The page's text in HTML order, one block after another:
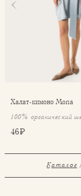
Халат-кимоно Mona
100% органический
46 ₽
Каталог